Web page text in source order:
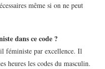
même si on ne peut
dans ce code ?
féministe par excellence. Il
heures les codes du masculin.